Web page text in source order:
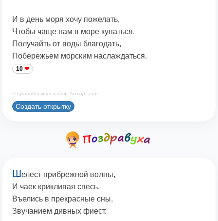
И в день моря хочу пожелать,
Чтобы чаще нам в море купаться.
Получайть от воды благодать,
Побережьем морским наслаждаться.
10
© Принадлежит сайту. Автор: z55z
Создать открытку
Шелест прибрежной волны,
И чаек крикливая спесь,
Въелись в прекрасные сны,
Звучанием дивных фиест.